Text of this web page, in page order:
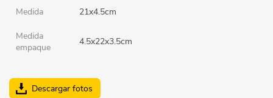
Medida 21x4.5cm
Medida
empaque
4.5x22x3.5cm
Descargar fotos